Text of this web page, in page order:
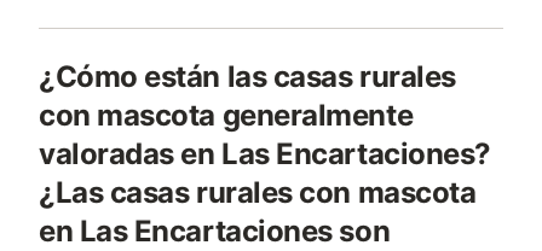
¿Cómo están las casas rurales
con mascota generalmente
valoradas en Las Encartaciones?
¿Las casas rurales con mascota
en Las Encartaciones son